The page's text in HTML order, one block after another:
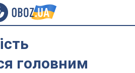
головним